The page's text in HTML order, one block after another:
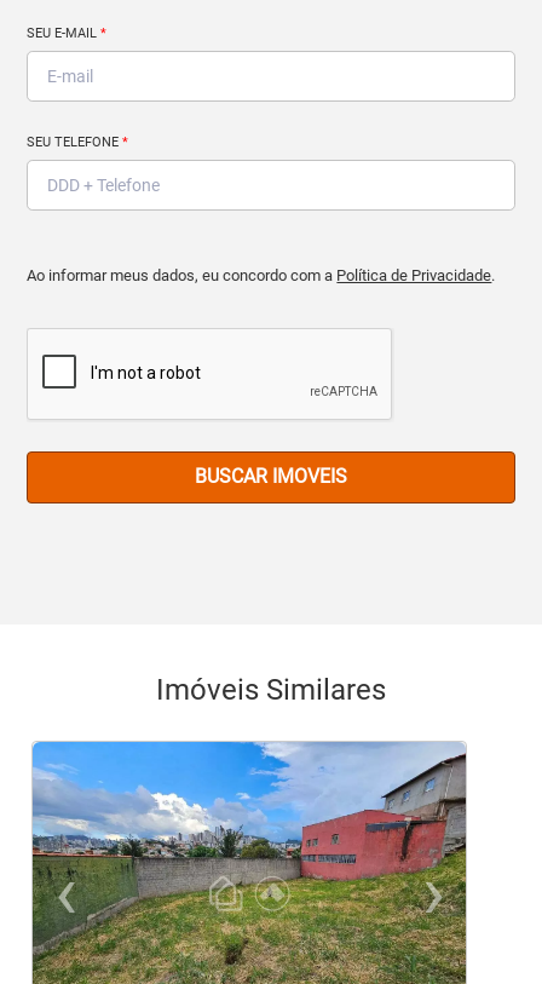
SEU E-MAIL*
SEU TELEFONE*
Ao informar meus dados, eu concordo com a Política de Privacidade.
BUSCAR IMOVEIS
Imóveis Similares
‹
Previous
›